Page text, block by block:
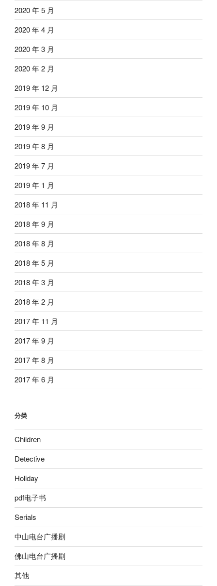
2020 年 5 月
2020 年 4 月
2020 年 3 月
2020 年 2 月
2019 年 12 月
2019 年 10 月
2019 年 9 月
2019 年 8 月
2019 年 7 月
2019 年 1 月
2018 年 11 月
2018 年 9 月
2018 年 8 月
2018 年 5 月
2018 年 3 月
2018 年 2 月
2017 年 11 月
2017 年 9 月
2017 年 8 月
2017 年 6 月
分类
Children
Detective
Holiday
pdf电子书
Serials
中山电台广播剧
佛山电台广播剧
其他